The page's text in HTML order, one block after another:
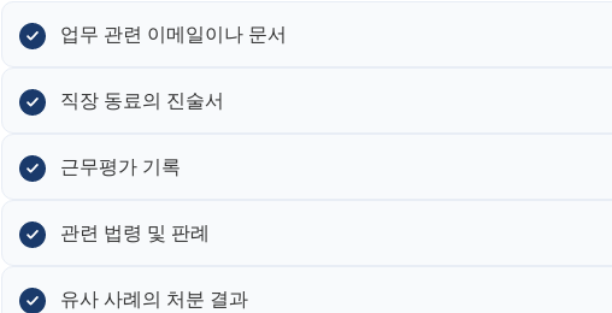
업무 관련 이메일이나 문서
직장 동료의 진술서
근무평가 기록
관련 법령 및 판례
유사 사례의 처분 결과